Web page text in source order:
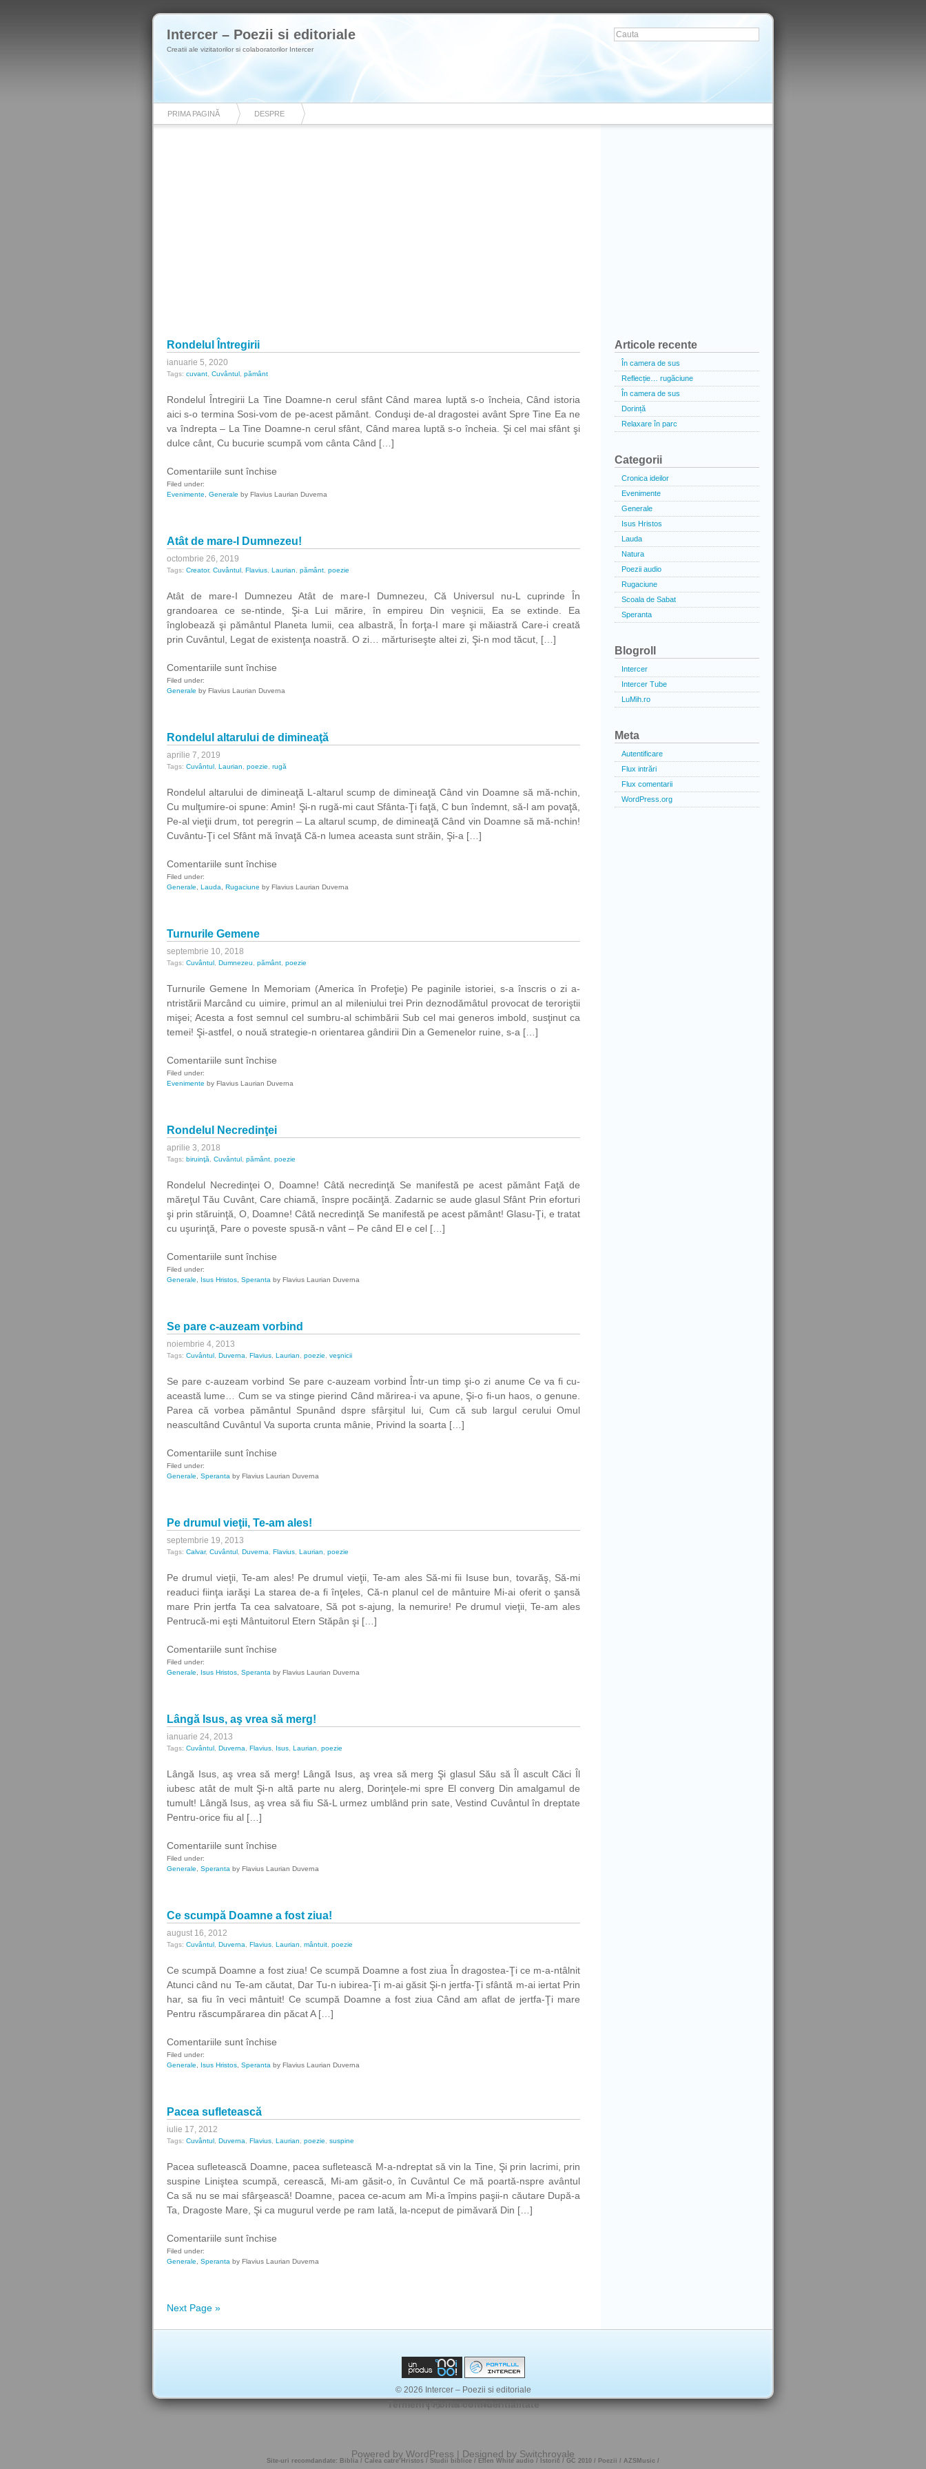
Intercer – Poezii si editoriale
Creatii ale vizitatorilor si colaboratorilor Intercer
PRIMA PAGINĂ DESPRE
Rondelul Întregirii
ianuarie 5, 2020
Tags: cuvant Cuvântul pământ
Rondelul Întregirii La Tine Doamne-n cerul sfânt Când marea luptă s-o încheia, Când istoria
aici s-o termina Sosi-vom de pe-acest pământ. Conduşi de-al dragostei avânt Spre Tine Ea ne
va îndrepta – La Tine Doamne-n cerul sfânt, Când marea luptă s-o încheia. Şi cel mai sfânt şi
dulce cânt, Cu bucurie scumpă vom cânta Când […]
Comentariile sunt închise
Întregirii
Filed under:
Evenimente
Generale by Flavius Laurian Duverna
Atât de mare-I Dumnezeu!
octombrie 26, 2019
Tags: Creator, Cuvântul Flavius Laurian pământ poezie
Atât de mare-I Dumnezeu Atât de mare-I Dumnezeu, Că Universul nu-L cuprinde În
grandoarea ce se-ntinde, Şi-a Lui mărire, în empireu Din veşnicii, Ea se extinde. Ea
înglobează şi pământul Planeta lumii, cea albastră, În forţa-I mare şi măiastră Care-i creată
prin Cuvântul, Legat de existenţa noastră. O zi… mărturiseşte altei zi, Şi-n mod tăcut, […]
Comentariile sunt închise
de
Dumnezeu!
Filed under:
Generale by Flavius Laurian Duverna
Rondelul altarului de dimineaţă
aprilie 7, 2019
Tags: Cuvântul Laurian poezie rugă
Rondelul altarului de dimineaţă L-altarul scump de dimineaţă Când vin Doamne să mă-nchin,
Cu mulţumire-oi spune: Amin! Şi-n rugă-mi caut Sfânta-Ţi faţă, C bun îndemnt, să-l am povaţă,
Pe-al vieţii drum, tot peregrin – La altarul scump, de dimineaţă Când vin Doamne să mă-nchin!
Cuvântu-Ţi cel Sfânt mă învaţă Că-n lumea aceasta sunt străin, Şi-a […]
Comentariile sunt închise
altarului
Filed under:
Generale
Lauda Rugaciune by Flavius Laurian Duverna
Turnurile Gemene
septembrie 10, 2018
Tags: Cuvântul Dumnezeu pământ poezie
Turnurile Gemene In Memoriam (America în Profeţie) Pe paginile istoriei, s-a înscris o zi a-
ntristării Marcând cu uimire, primul an al mileniului trei Prin deznodămâtul provocat de teroriştii
mişei; Acesta a fost semnul cel sumbru-al schimbării Sub cel mai generos imbold, susţinut ca
temei! Şi-astfel, o nouă strategie-n orientarea gândirii Din a Gemenelor ruine, s-a […]
Comentariile sunt închise
Gemene
Filed under:
Evenimente by Flavius Laurian Duverna
Rondelul Necredinţei
aprilie 3, 2018
Tags: biruinţă Cuvântul pământ poezie
Rondelul Necredinţei O, Doamne! Câtă necredinţă Se manifestă pe acest pământ Faţă de
măreţul Tău Cuvânt, Care chiamă, înspre pocăinţă. Zadarnic se aude glasul Sfânt Prin eforturi
şi prin stăruinţă, O, Doamne! Câtă necredinţă Se manifestă pe acest pământ! Glasu-Ţi, e tratat
cu uşurinţă, Pare o poveste spusă-n vânt – Pe când El e cel […]
Comentariile sunt închise
Necredinţei
Filed under:
Generale
Isus Hristos Speranta by Flavius Laurian Duverna
Se pare c-auzeam vorbind
noiembrie 4, 2013
Tags: Cuvântul Duverna Flavius Laurian poezie veşnicii
Se pare c-auzeam vorbind Se pare c-auzeam vorbind Într-un timp şi-o zi anume Ce va fi cu-
această lume… Cum se va stinge pierind Când mărirea-i va apune, Şi-o fi-un haos, o genune.
Parea că vorbea pământul Spunând dspre sfârşitul lui, Cum că sub largul cerului Omul
neascultând Cuvântul Va suporta crunta mânie, Privind la soarta […]
Comentariile sunt închise
pare
vorbind
Filed under:
Generale
Speranta by Flavius Laurian Duverna
Pe drumul vieţii, Te-am ales!
septembrie 19, 2013
Tags: Calvar, Cuvântul Duverna Flavius Laurian poezie
Pe drumul vieţii, Te-am ales! Pe drumul vieţii, Te-am ales Să-mi fii Isuse bun, tovarăş, Să-mi
readuci fiinţa iarăşi La starea de-a fi înţeles, Că-n planul cel de mântuire Mi-ai oferit o şansă
mare Prin jertfa Ta cea salvatoare, Să pot s-ajung, la nemurire! Pe drumul vieţii, Te-am ales
Pentrucă-mi eşti Mântuitorul Etern Stăpân şi […]
Comentariile sunt închise
drumul
am
Filed under:
Generale
Isus Hristos Speranta by Flavius Laurian Duverna
Lângă Isus, aş vrea să merg!
ianuarie 24, 2013
Tags: Cuvântul Duverna Flavius Isus Laurian poezie
Lângă Isus, aş vrea să merg! Lângă Isus, aş vrea să merg Şi glasul Său să Îl ascult Căci Îl
iubesc atât de mult Şi-n altă parte nu alerg, Dorinţele-mi spre El converg Din amalgamul de
tumult! Lângă Isus, aş vrea să fiu Să-L urmez umblând prin sate, Vestind Cuvântul în dreptate
Pentru-orice fiu al […]
Comentariile sunt închise
Isus,
să
Filed under:
Generale
Speranta by Flavius Laurian Duverna
Ce scumpă Doamne a fost ziua!
august 16, 2012
Tags: Cuvântul Duverna Flavius Laurian mântuit poezie
Ce scumpă Doamne a fost ziua! Ce scumpă Doamne a fost ziua În dragostea-Ţi ce m-a-ntâlnit
Atunci când nu Te-am căutat, Dar Tu-n iubirea-Ţi m-ai găsit Şi-n jertfa-Ţi sfântă m-ai iertat Prin
har, sa fiu în veci mântuit! Ce scumpă Doamne a fost ziua Când am aflat de jertfa-Ţi mare
Pentru răscumpărarea din păcat A […]
Comentariile sunt închise
scumpă
Filed under:
Generale
Isus Hristos Speranta by Flavius Laurian Duverna
Pacea sufletească
iulie 17, 2012
Tags: Cuvântul Duverna Flavius Laurian poezie suspine
Pacea sufletească Doamne, pacea sufletească M-a-ndreptat să vin la Tine, Şi prin lacrimi, prin
suspine Liniştea scumpă, cerească, Mi-am găsit-o, în Cuvântul Ce mă poartă-nspre avântul
Ca să nu se mai sfârşească! Doamne, pacea ce-acum am Mi-a împins paşii-n căutare După-a
Ta, Dragoste Mare, Şi ca mugurul verde pe ram Iată, la-nceput de pimăvară Din […]
Comentariile sunt închise
sufletească
Filed under:
Generale
Speranta by Flavius Laurian Duverna
Next Page »
Articole recente
În camera de sus
Reflecție… rugăciune
În camera de sus
Dorință
Relaxare în parc
Categorii
Cronica ideilor
Evenimente
Generale
Isus Hristos
Lauda
Natura
Poezii audio
Rugaciune
Scoala de Sabat
Speranta
Blogroll
Intercer
Intercer Tube
LuMih.ro
Meta
Autentificare
Flux intrări
Flux comentarii
WordPress.org
© 2026 Intercer – Poezii si editoriale
Login / Administrare
Termeni|Polita confidentialitate
Site-uri recomdandate: Biblia / Calea catre Hristos / Studii biblice / Ellen White audio / Istoric / GC 2010 / Poezii / AZSMusic /
Powered by WordPress | Designed by Switchroyale